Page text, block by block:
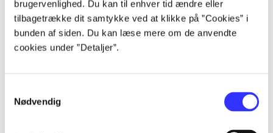
brugervenlighed. Du kan til enhver tid ændre eller
tilbagetrække dit samtykke ved at klikke på ”Cookies” i
bunden af siden. Du kan læse mere om de anvendte
cookies under ”Detaljer”.
Nødvendig
...